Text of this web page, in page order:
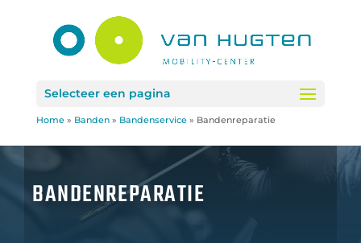
Selecteer een pagina
Home» Banden» Bandenservice» Bandenreparatie
BANDENREPARATIE